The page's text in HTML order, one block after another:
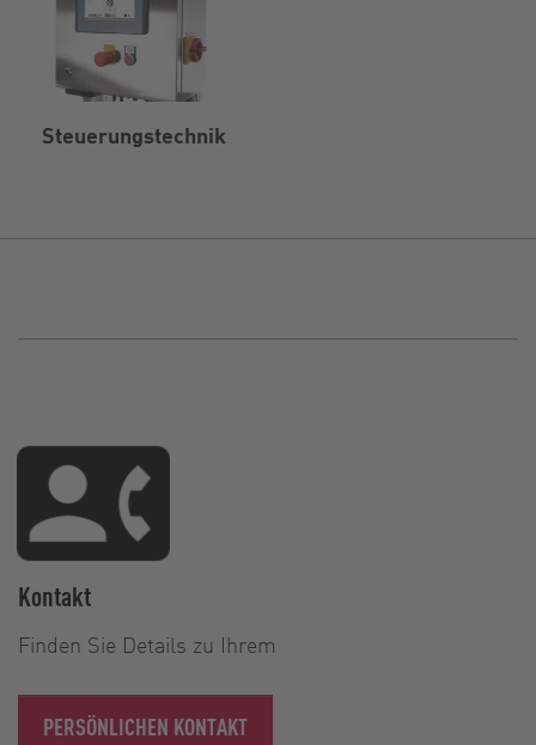
Steuerungstechnik
Kontakt
Finden Sie Details zu Ihrem
PERSÖNLICHEN KONTAKT